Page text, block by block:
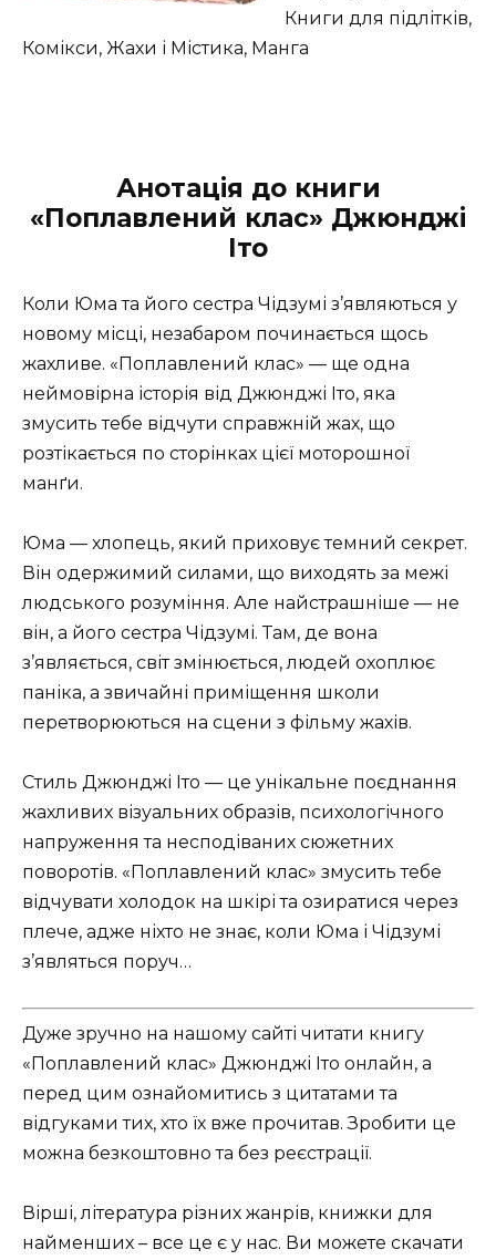
Книги для підлітків,
Комікси, Жахи і Містика, Манга
Анотація до книги
«Поплавлений клас» Джюнджі
Іто
Коли Юма та його сестра Чідзумі з’являються у
новому місці, незабаром починається щось
жахливе. «Поплавлений клас» — ще одна
неймовірна історія від Джюнджі Іто, яка
змусить тебе відчути справжній жах, що
розтікається по сторінках цієї моторошної
манґи.
Юма — хлопець, який приховує темний секрет.
Він одержимий силами, що виходять за межі
людського розуміння. Але найстрашніше — не
він, а його сестра Чідзумі. Там, де вона
з’являється, світ змінюється, людей охоплює
паніка, а звичайні приміщення школи
перетворюються на сцени з фільму жахів.
Стиль Джюнджі Іто — це унікальне поєднання
жахливих візуальних образів, психологічного
напруження та несподіваних сюжетних
поворотів. «Поплавлений клас» змусить тебе
відчувати холодок на шкірі та озиратися через
плече, адже ніхто не знає, коли Юма і Чідзумі
з’являться поруч…
Дуже зручно на нашому сайті читати книгу
«Поплавлений клас» Джюнджі Іто онлайн, а
перед цим ознайомитись з цитатами та
відгуками тих, хто їх вже прочитав. Зробити це
можна безкоштовно та без реєстрації.
Вірші, література різних жанрів, книжки для
найменших – все це є у нас. Ви можете скачати